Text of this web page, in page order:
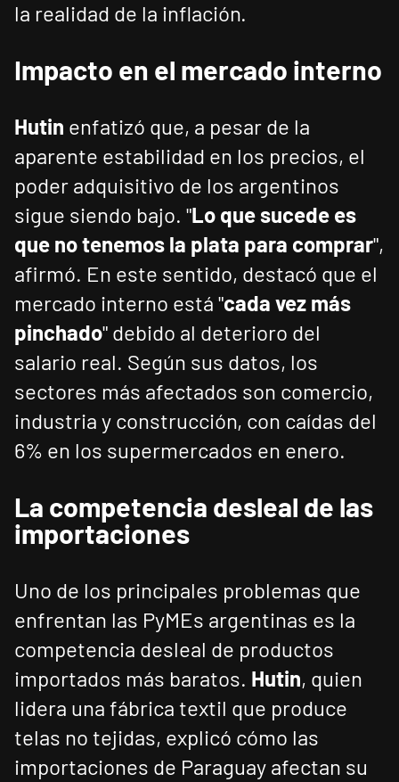
la realidad de la inflación.
Impacto en el mercado interno
Hutin enfatizó que, a pesar de la
aparente estabilidad en los precios, el
poder adquisitivo de los argentinos
sigue siendo bajo. "Lo que sucede es
que no tenemos la plata para comprar",
afirmó. En este sentido, destacó que el
mercado interno está "cada vez más
pinchado" debido al deterioro del
salario real. Según sus datos, los
sectores más afectados son comercio,
industria y construcción, con caídas del
6% en los supermercados en enero.
La competencia desleal de las
importaciones
Uno de los principales problemas que
enfrentan las PyMEs argentinas es la
competencia desleal de productos
importados más baratos. Hutin, quien
lidera una fábrica textil que produce
telas no tejidas, explicó cómo las
importaciones de Paraguay afectan su